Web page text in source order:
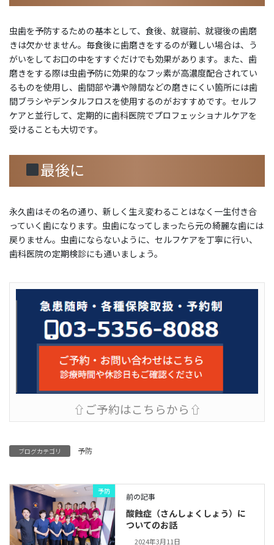
虫歯を予防するための基本として、食後、就寝前、就寝後の歯磨
きは欠かせません。毎食後に歯磨きをするのが難しい場合は、う
がいをしてお口の中をすすぐだけでも効果があります。また、歯
磨きをする際は虫歯予防に効果的なフッ素が高濃度配合されてい
るものを使用し、歯間部や溝や隙間などの磨きにくい箇所には歯
間ブラシやデンタルフロスを使用するのがおすすめです。セルフ
ケアと並行して、定期的に歯科医院でプロフェッショナルケアを
受けることも大切です。
最後に
永久歯はその名の通り、新しく生え変わることはなく一生付き合
っていく歯になります。虫歯になってしまったら元の綺麗な歯には
戻りません。虫歯にならないように、セルフケアを丁寧に行い、
歯科医院の定期検診にも通いましょう。
⇧ご予約はこちらから⇧
ブログカテゴリ 予防
予防
前の記事
酸蝕症（さんしょくしょう）に
ついてのお話
2024年3月11日